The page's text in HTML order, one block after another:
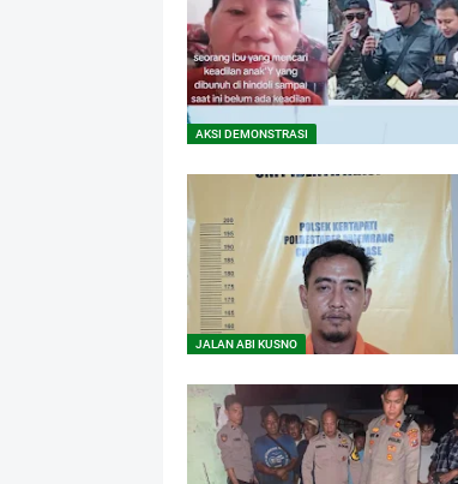
AKSI DEMONSTRASI
JALAN ABI KUSNO